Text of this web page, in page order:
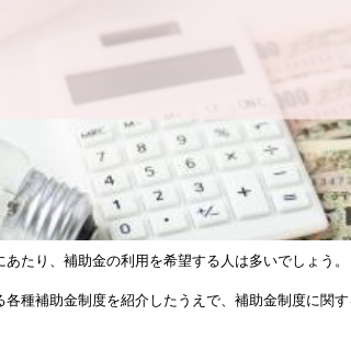
たり、補助金の利用を希望する人は多いでしょう。
種補助金制度を紹介したうえで、補助金制度に関